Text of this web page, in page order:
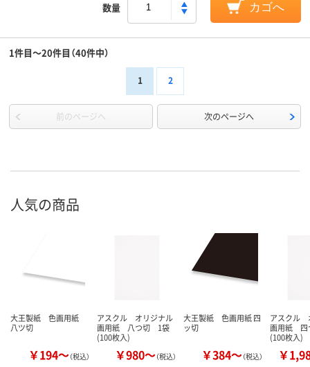
数量 カゴへ
1件目～20件目（40件中）
1 2
前のページへ 次のページへ
人気の商品
大王製紙 色画用紙
八ツ切
￥194～（税込）
アスクル オリジナル
画用紙 八つ切 1袋
(100枚入)
￥980～（税込）
大王製紙 色画用紙 四
ッ切
￥384～（税込）
アスクル
画用紙
(100枚入)
￥